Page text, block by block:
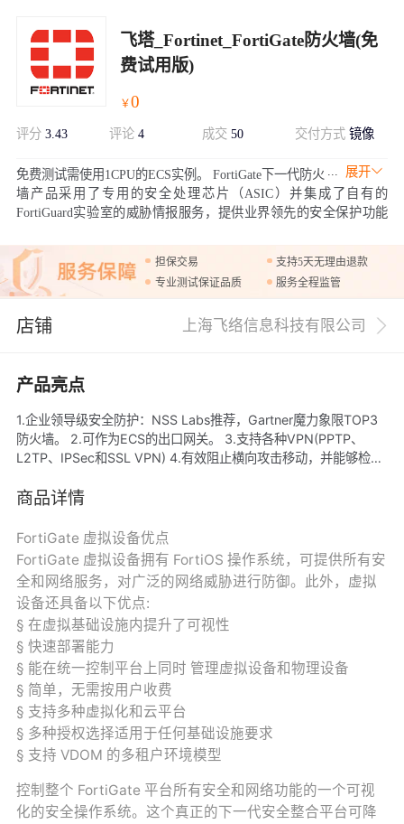
飞塔_Fortinet_FortiGate防火墙(免
费试用版)
￥0
评分 3.43 评论 4 成交 50 交付方式镜像
展开
免费测试需使用1CPU的ECS实例。 FortiGate下一代防火
墙产品采用了专用的安全处理芯片（ASIC）并集成了自有的
FortiGuard实验室的威胁情报服务，提供业界领先的安全保护功能
网络可视化大大降低了安全的复杂度，同时提供安全评级让客户能
够遵从安全最佳实践。
担保交易
支持5天无理由退款
专业测试保证品质
服务全程监管
店铺 上海飞络信息科技有限公司
产品亮点
1.企业领导级安全防护：NSS Labs推荐，Gartner魔力象限TOP3
防火墙。 2.可作为ECS的出口网关。 3.支持各种VPN(PPTP、
L2TP、IPSec和SSL VPN) 4.有效阻止横向攻击移动，并能够检查
胁，支持基于实时URL分类库过滤Web流量。
商品详情
FortiGate 虚拟设备优点
FortiGate 虚拟设备拥有 FortiOS 操作系统，可提供所有安
全和网络服务，对广泛的网络威胁进行防御。此外，虚拟
设备还具备以下优点:
§ 在虚拟基础设施内提升了可视性
§ 快速部署能力
§ 能在统一控制平台上同时 管理虚拟设备和物理设备
§ 简单，无需按用户收费
§ 支持多种虚拟化和云平台
§ 多种授权选择适用于任何基础设施要求
§ 支持 VDOM 的多租户环境模型
控制整个 FortiGate 平台所有安全和网络功能的一个可视
化的安全操作系统。这个真正的下一代安全整合平台可降